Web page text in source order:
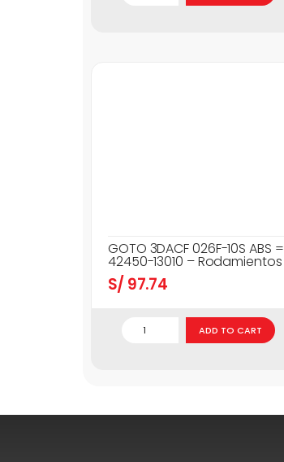
GOTO 3DACF 026F-10S ABS =
42450-13010 – Rodamientos
S/ 97.74
ADD TO CART